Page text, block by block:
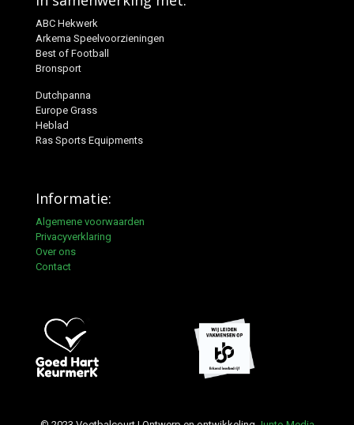
ABC Hekwerk
Arkema Speelvoorzieningen
Best of Football
Bronsport
Dutchpanna
Europe Grass
Heblad
Ras Sports Equipments
Informatie:
Algemene voorwaarden
Privacyverklaring
Over ons
Contact